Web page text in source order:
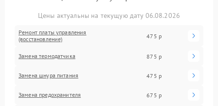
Цены актуальны на текущую дату 06.08.2026
Ремонт платы управления
(восстановление)
475 р
Замена термодатчика 875 р
Замена шнура питания 475 р
Замена предохранителя 675 р